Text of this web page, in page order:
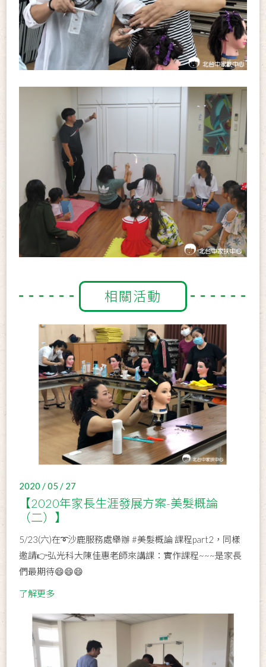
相關活動
2020 / 05 / 27
【2020年家長生涯發展方案-美髮概論
（二）】
5/23(六)在➰沙鹿服務處舉辦 #美髮概論 課程part2，同樣
邀請👉弘光科大陳佳惠老師來講課：實作課程~~~是家長
們最期待😄😄😄
了解更多